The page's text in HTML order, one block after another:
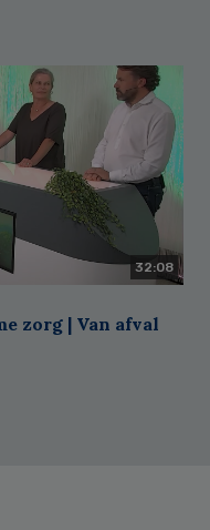
32:08
zorg | Van afval